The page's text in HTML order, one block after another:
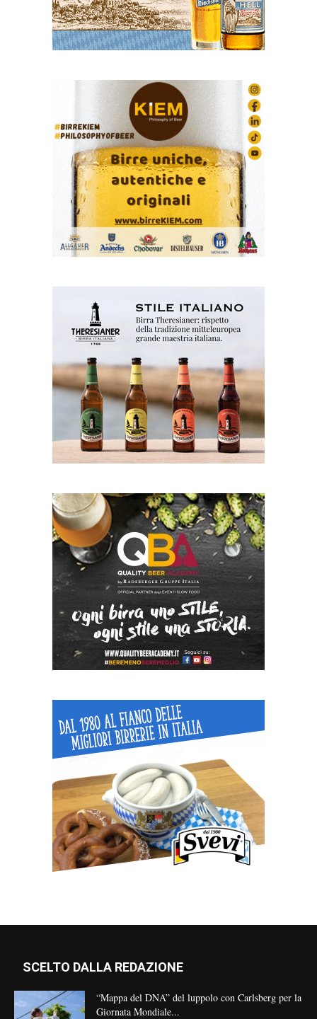
SCELTO DALLA REDAZIONE
“Mappa del DNA” del luppolo con Carlsberg per la
Giornata Mondiale...